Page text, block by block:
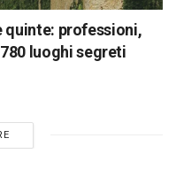
quinte: professioni,
luoghi segreti